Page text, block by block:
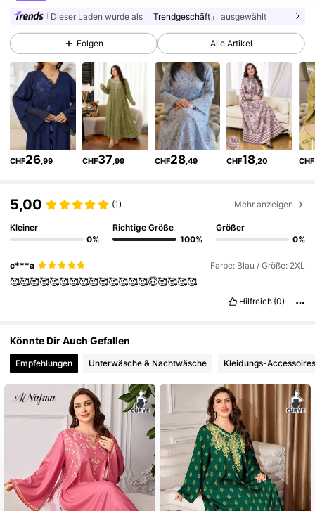
4,84
4,84 101K Follower
4,84 101K Follower
101K Follower
4,84 101K Follower
4,84 101K Follower
Dieser Laden wurde als 「Trendgeschäft」 ausgewählt
Folgen Alle Artikel
CHF26,99 CHF37,99 CHF28,49 CHF18,20 CHF
5,00 (1) Mehr anzeigen
Kleiner
0%
Richtige Größe
100%
Größer
0%
c***a Farbe: Blau / Größe: 2XL
🥰🥰🥰🥰🥰🥰🥰🥰🥰🥰🥰🥰🥰🥰😇🥰🥰🥰🥰
Hilfreich (0)
Könnte Dir Auch Gefallen
Empfehlungen Unterwäsche & Nachtwäsche Kleidungs-Accessoires